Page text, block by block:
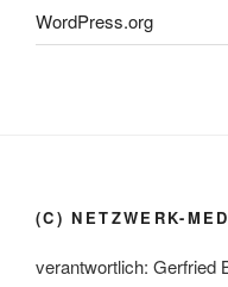
WordPress.org
(C) NETZWERK-
verantwortlich: Gerfried